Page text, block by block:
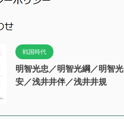
戦国時代
明智光忠／明智光綱／明智光
安／浅井井伴／浅井井規